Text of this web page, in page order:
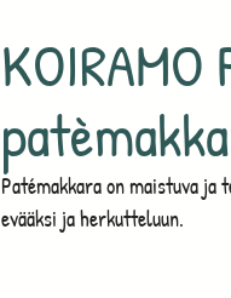
KOIRAMO
Patémakkara on maistuva
evääksi ja herkutteluun.